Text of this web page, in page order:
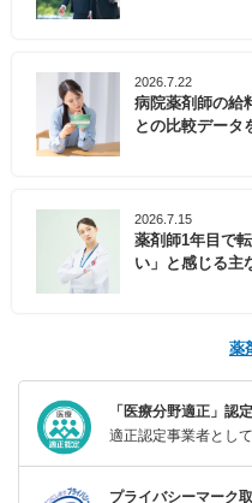
2026.7.22
病院薬剤師の給
との比較データ
2026.7.15
薬剤師1年目で
い」と感じる主
薬
「医療分野適正」認
適正認定事業者とし
プライバシーマーク